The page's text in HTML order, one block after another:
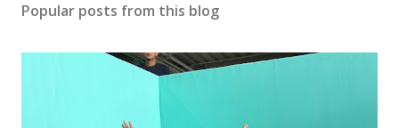
Popular posts from this blog